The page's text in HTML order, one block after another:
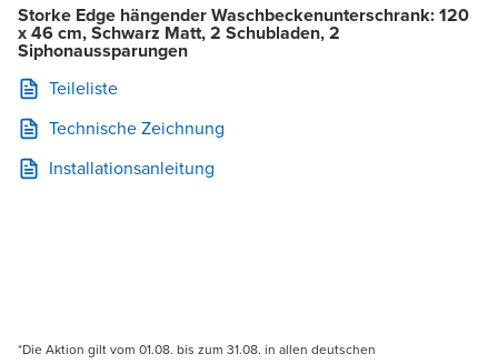
Storke Edge hängender Waschbeckenunterschrank: 120
x 46 cm, Schwarz Matt, 2 Schubladen, 2
Siphonaussparungen
Teileliste
Technische Zeichnung
Installationsanleitung
*Die Aktion gilt vom 01.08. bis zum 31.08. in allen deutschen